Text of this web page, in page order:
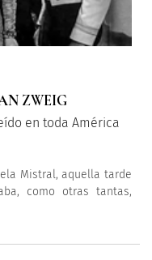
ZWEIG
en toda América
Mistral, aquella tarde
como otras tantas,